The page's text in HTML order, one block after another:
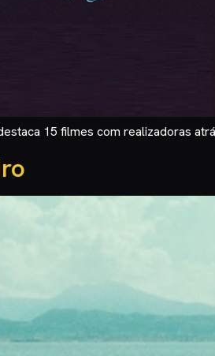
15 filmes com realizadoras